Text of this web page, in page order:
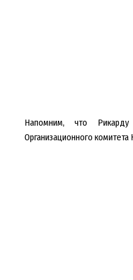
Напомним, что
Организационного